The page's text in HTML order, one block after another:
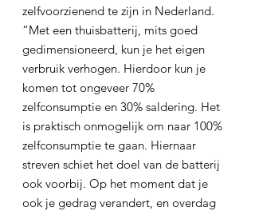
zelfvoorzienend te zijn in Nederland.
“Met een thuisbatterij, mits goed
gedimensioneerd, kun je het eigen
verbruik verhogen. Hierdoor kun je
komen tot ongeveer 70%
zelfconsumptie en 30% saldering. Het
is praktisch onmogelijk om naar 100%
zelfconsumptie te gaan. Hiernaar
streven schiet het doel van de batterij
ook voorbij. Op het moment dat je
ook je gedrag verandert, en overdag